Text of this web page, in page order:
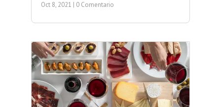
Oct 8, 2021 | 0 Comentario